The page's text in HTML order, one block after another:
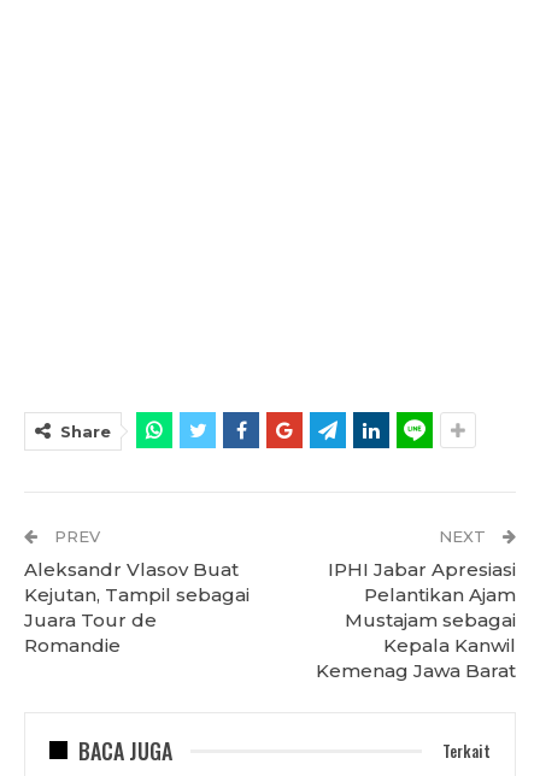
Share
PREV
Aleksandr Vlasov Buat
Kejutan, Tampil sebagai
Juara Tour de
Romandie
NEXT
IPHI Jabar Apresiasi
Pelantikan Ajam
Mustajam sebagai
Kepala Kanwil
Kemenag Jawa Barat
BACA JUGA Terkait